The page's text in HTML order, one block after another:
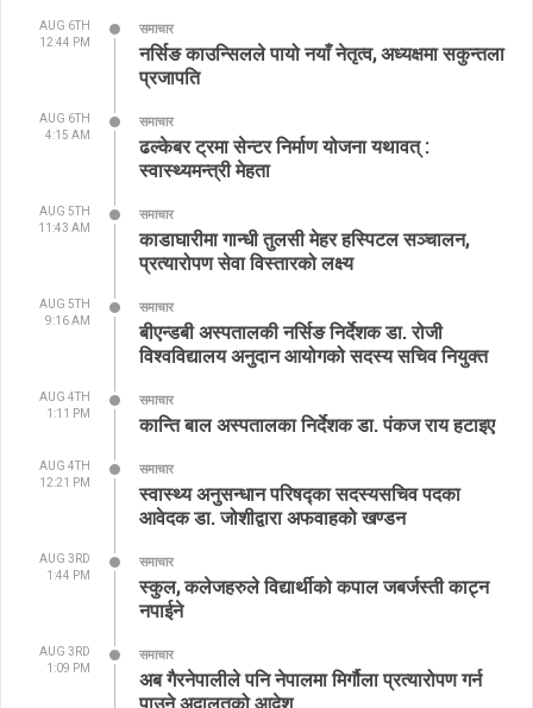
AUG 6TH
12:44 PM
समाचार
नर्सिङ काउन्सिलले पायो नयाँ नेतृत्व, अध्यक्षमा सकुन्तला
प्रजापति
AUG 6TH
4:15 AM
समाचार
ढल्केबर ट्रमा सेन्टर निर्माण योजना यथावत् :
स्वास्थ्यमन्त्री मेहता
AUG 5TH
11:43 AM
समाचार
काडाघारीमा गान्धी तुलसी मेहर हस्पिटल सञ्चालन,
प्रत्यारोपण सेवा विस्तारको लक्ष्य
AUG 5TH
9:16 AM
समाचार
बीएन्डबी अस्पतालकी नर्सिङ निर्देशक डा. रोजी
विश्वविद्यालय अनुदान आयोगको सदस्य सचिव नियुक्त
AUG 4TH
1:11 PM
समाचार
कान्ति बाल अस्पतालका निर्देशक डा. पंकज राय हटाइए
AUG 4TH
12:21 PM
समाचार
स्वास्थ्य अनुसन्धान परिषद्का सदस्यसचिव पदका
आवेदक डा. जोशीद्वारा अफवाहको खण्डन
AUG 3RD
1:44 PM
समाचार
स्कुल, कलेजहरुले विद्यार्थीको कपाल जबर्जस्ती काट्न
नपाईने
AUG 3RD
1:09 PM
समाचार
अब गैरनेपालीले पनि नेपालमा मिर्गौला प्रत्यारोपण गर्न
पाउने अदालतको आदेश